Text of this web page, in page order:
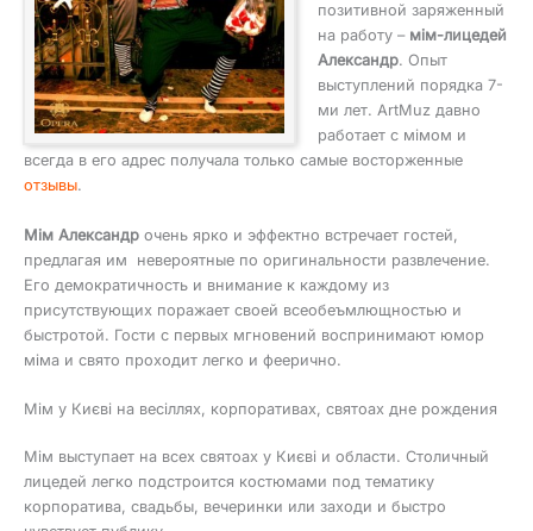
позитивной заряженный
на работу – мім-лицедей
Александр. Опыт
выступлений порядка 7-
ми лет. ArtMuz давно
работает с мімом и
всегда в его адрес получала только самые восторженные
отзывы.
Мім Александр очень ярко и эффектно встречает гостей,
предлагая им невероятные по оригинальности развлечение.
Его демократичность и внимание к каждому из
присутствующих поражает своей всеобеъмлющностью и
быстротой. Гости с первых мгновений воспринимают юмор
міма и свято проходит легко и феерично.
Мім у Києві на весіллях, корпоративах, святоах дне рождения
Мім выступает на всех святоах у Києві и области. Столичный
лицедей легко подстроится костюмами под тематику
корпоратива, свадьбы, вечеринки или заходи и быстро